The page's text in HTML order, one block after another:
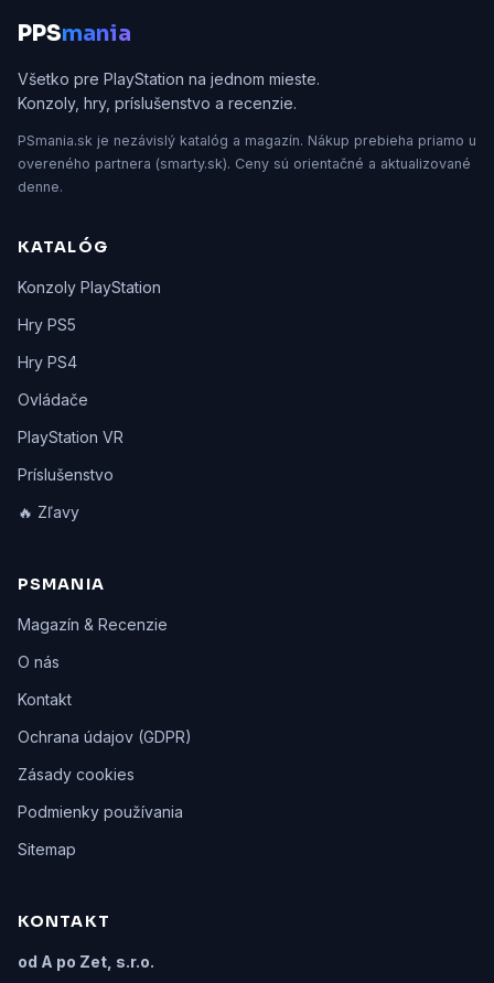
PPSmania
Všetko pre PlayStation na jednom mieste.
Konzoly, hry, príslušenstvo a recenzie.
PSmania.sk je nezávislý katalóg a magazín. Nákup prebieha priamo u
overeného partnera (smarty.sk). Ceny sú orientačné a aktualizované
denne.
KATALÓG
Konzoly PlayStation
Hry PS5
Hry PS4
Ovládače
PlayStation VR
Príslušenstvo
🔥 Zľavy
PSMANIA
Magazín & Recenzie
O nás
Kontakt
Ochrana údajov (GDPR)
Zásady cookies
Podmienky používania
Sitemap
KONTAKT
od A po Zet, s.r.o.